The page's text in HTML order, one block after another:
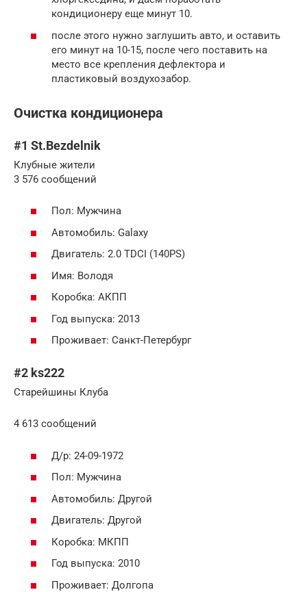
кондиционеру еще минут 10.
после этого нужно заглушить авто, и оставить
его минут на 10-15, после чего поставить на
место все крепления дефлектора и
пластиковый воздухозабор.
Очистка кондиционера
#1 St.Bezdelnik
Клубные жители
3 576 сообщений
Пол: Мужчина
Автомобиль: Galaxy
Двигатель: 2.0 TDCI (140PS)
Имя: Володя
Коробка: АКПП
Год выпуска: 2013
Проживает: Санкт-Петербург
#2 ks222
Старейшины Клуба
4 613 сообщений
Д/р: 24-09-1972
Пол: Мужчина
Автомобиль: Другой
Двигатель: Другой
Коробка: МКПП
Год выпуска: 2010
Проживает: Долгопа